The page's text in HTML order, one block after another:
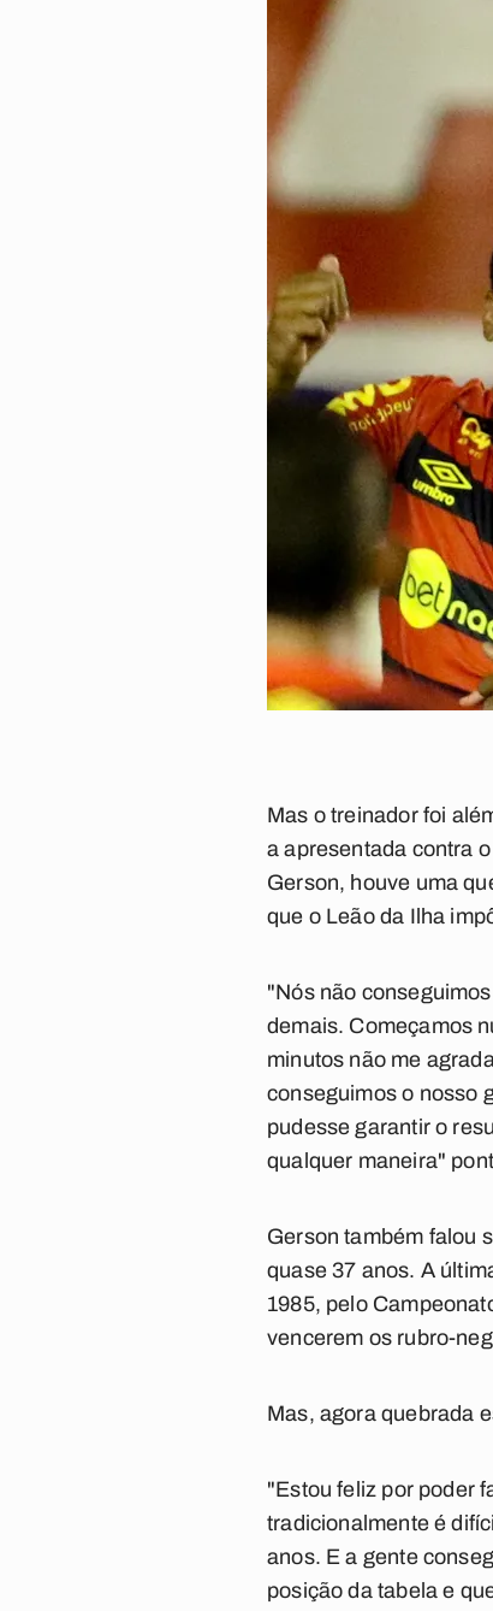
Mas o treinador foi
a apresentada contra
Gerson, houve uma
que o Leão da Ilha
"Nós não
demais. Começamos
minutos não me
conseguimos o nosso
pudesse garantir o
qualquer maneira"
Gerson também falou
quase 37 anos. A
1985, pelo
vencerem os rubro-
Mas, agora quebrada
"Estou feliz por poder
tradicionalmente é
anos. E a gente
posição da tabela e